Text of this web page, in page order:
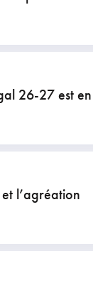
26-27 est
l’agréation